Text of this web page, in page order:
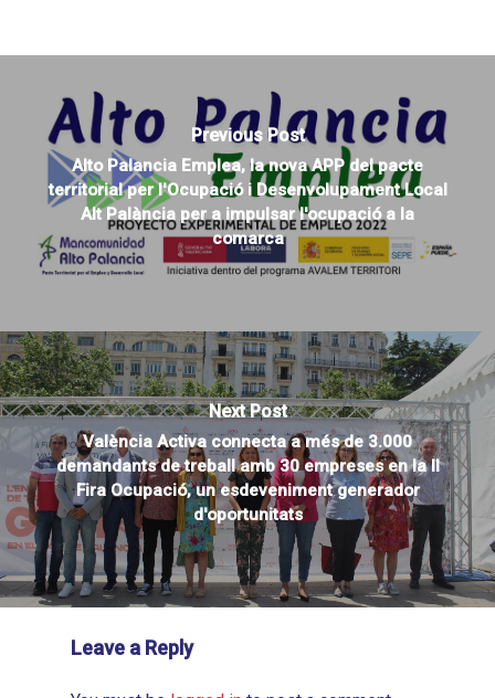
Previous Post
Alto Palancia Emplea, la nova APP del pacte
territorial per l'Ocupació i Desenvolupament Local
Alt Palància per a impulsar l'ocupació a la
comarca
Next Post
València Activa connecta a més de 3.000
demandants de treball amb 30 empreses en la II
Fira Ocupació, un esdeveniment generador
d'oportunitats
Leave a Reply